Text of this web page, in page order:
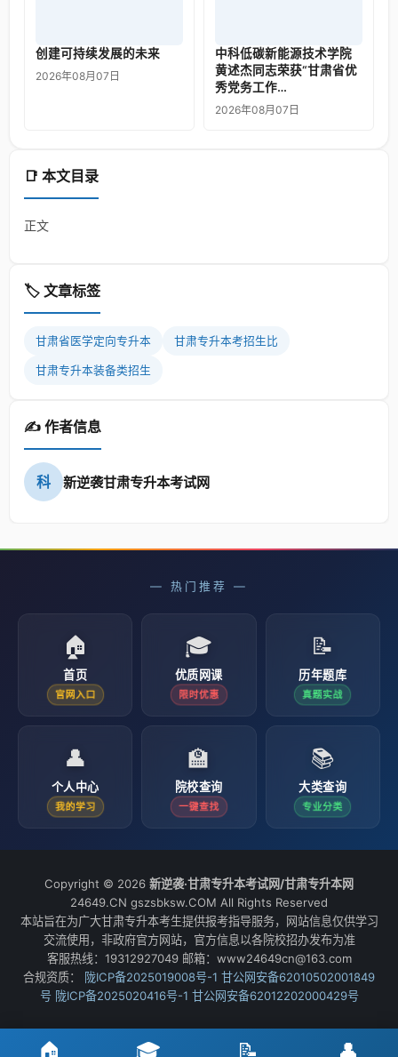
📑 本文目录
正文
🏷️ 文章标签
甘肃省医学定向专升本 甘肃专升本考招生比
甘肃专升本装备类招生
✍️ 作者信息
科 新逆袭甘肃专升本考试网
创建可持续发展的未来
2026年08月07日
中科低碳新能源技术学院
黄述杰同志荣获“甘肃省优
秀党务工作…
2026年08月07日
— 热门推荐 —
🏠
首页
官网入口
🎓
优质网课
限时优惠
📝
历年题库
真题实战
👤
个人中心
我的学习
🏫
院校查询
一键查找
📚
大类查询
专业分类
Copyright © 2026 新逆袭·甘肃专升本考试网/甘肃专升本网
24649.CN gszsbksw.COM All Rights Reserved
本站旨在为广大甘肃专升本考生提供报考指导服务，网站信息仅供学习
交流使用，非政府官方网站，官方信息以各院校招办发布为准
客服热线：19312927049 邮箱：www24649cn@163.com
合规资质：
陇ICP备2025019008号-1 甘公网安备62010502001849
号 陇ICP备2025020416号-1 甘公网安备62012202000429号
🏠 🎓 📝 👤